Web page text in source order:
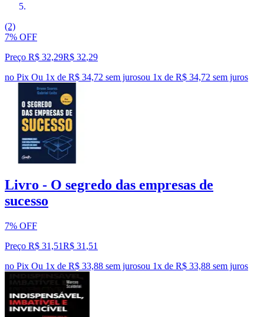
(2)
7% OFF
Preço R$ 32,29R$ 32,29
no Pix Ou 1x de R$ 34,72 sem jurosou 1x de R$ 34,72 sem juros
Livro - O segredo das empresas de
sucesso
7% OFF
Preço R$ 31,51R$ 31 ,51
no Pix Ou 1x de R$ 33,88 sem jurosou 1x de R$ 33,88 sem juros